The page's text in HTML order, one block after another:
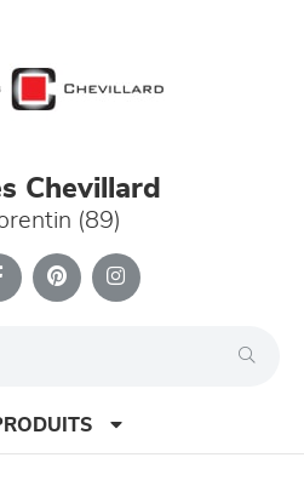
Chevillard
(89)